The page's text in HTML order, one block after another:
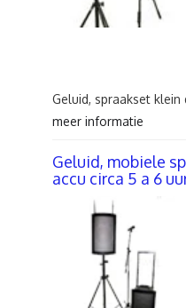
Geluid, spraakset
meer informatie
Geluid, mobiele
accu circa 5 a 6